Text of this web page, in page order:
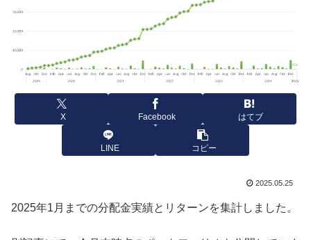
X Facebook はてブ
LINE コピー
2025.05.25
2025年1月までの分配金実績とリターンを集計しました。